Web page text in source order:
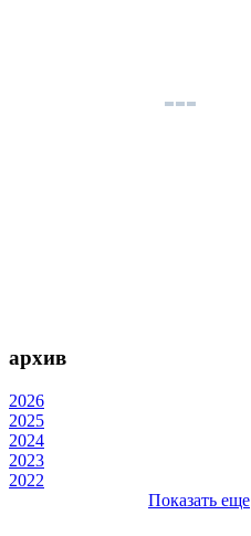
архив
2026
2025
2024
2023
2022
Показать еще